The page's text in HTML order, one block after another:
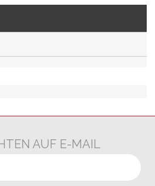
AUF E-MAIL